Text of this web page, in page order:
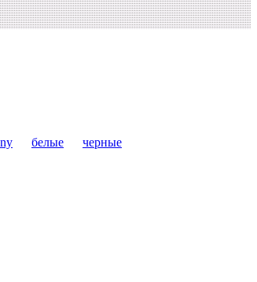
белые черные